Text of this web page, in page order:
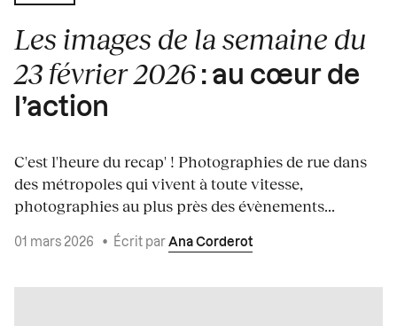
Les images de la semaine du
23 février 2026 : au cœur de
l’action
C'est l'heure du recap' ! Photographies de rue dans
des métropoles qui vivent à toute vitesse,
photographies au plus près des évènements...
01 mars 2026 • Écrit par Ana Corderot